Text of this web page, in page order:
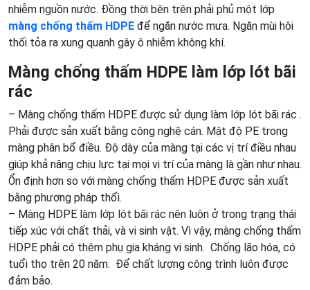
nhiễm nguồn nước. Đồng thời bên trên phải phủ một lớp
màng chống thấm HDPE để ngăn nước mưa. Ngăn mùi hôi
thối tỏa ra xung quanh gây ô nhiễm không khí.
Màng chống thấm HDPE làm lớp lót bãi
rác
– Màng chống thấm HDPE được sử dụng làm lớp lót bãi rác .
Phải được sản xuất bằng công nghệ cán. Mật độ PE trong
màng phân bổ điều. Độ dày của màng tại các vị trí điều nhau
giúp khả năng chịu lực tại mọi vị trí của màng là gần như nhau.
Ổn định hơn so với màng chống thấm HDPE được sản xuất
bằng phương pháp thổi.
– Màng HDPE làm lớp lót bãi rác nên luôn ở trong trạng thái
tiếp xúc với chất thải, và vi sinh vật. Vì vậy, màng chống thấm
HDPE phải có thêm phụ gia kháng vi sinh. Chống lão hóa, có
tuổi thọ trên 20 năm. Để chất lượng công trình luôn được
đảm bảo.